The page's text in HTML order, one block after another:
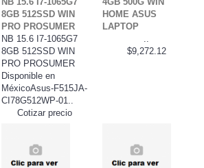
8GB 512SSD WIN
PRO PROSUMER
NB 15.6 I7-1065G7
8GB 512SSD WIN
PRO PROSUMER
Disponible en
MéxicoAsus-F515JA-
CI78G512WP-01..
Cotizar precio
HOME ASUS
LAPTOP
..
$9,272.12